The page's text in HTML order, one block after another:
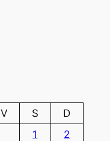
V S
D
1
2